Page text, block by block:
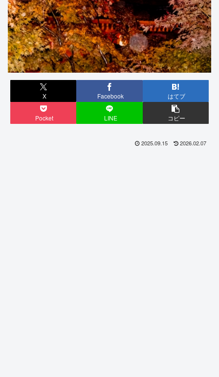
X Facebook はてブ
Pocket LINE コピー
2025.09.15 2026.02.07